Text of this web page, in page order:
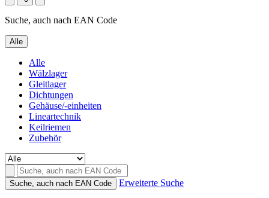
Suche, auch nach EAN Code
Alle
Alle
Wälzlager
Gleitlager
Dichtungen
Gehäuse/-einheiten
Lineartechnik
Keilriemen
Zubehör
Suche, auch nach EAN Code Erweiterte Suche